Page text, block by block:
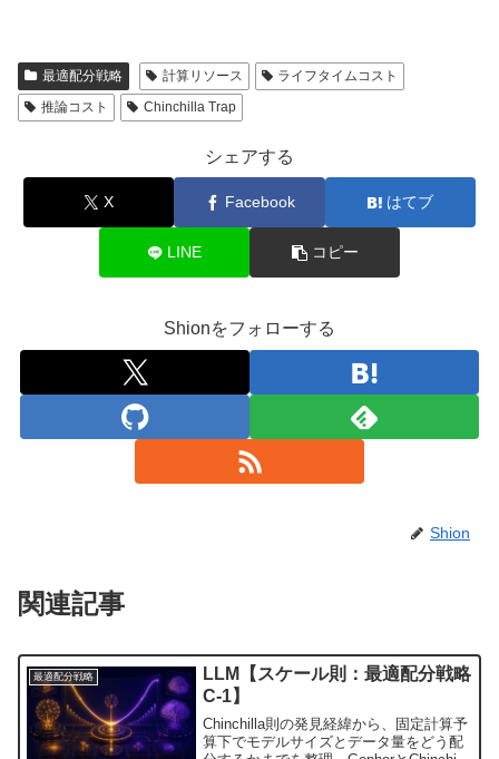
最適配分戦略 計算リソース
ライフタイムコスト
推論コスト
Chinchilla Trap
シェアする
X Facebook はてブ
LINE コピー
Shionをフォローする
Shion
関連記事
最適配分戦略
LLM【スケール則：最適配分戦略
C-1】
Chinchilla則の発見経緯から、固定計算予
算下でモデルサイズとデータ量をどう配